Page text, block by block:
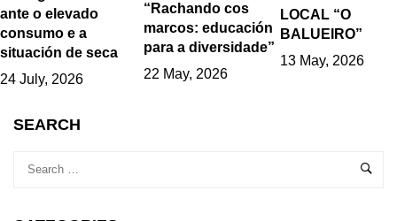
ante o elevado
consumo e a
situación de seca
24 July, 2026
“Rachando cos
marcos: educación
para a diversidade”
22 May, 2026
LOCAL “O
BALUEIRO”
13 May, 2026
SEARCH